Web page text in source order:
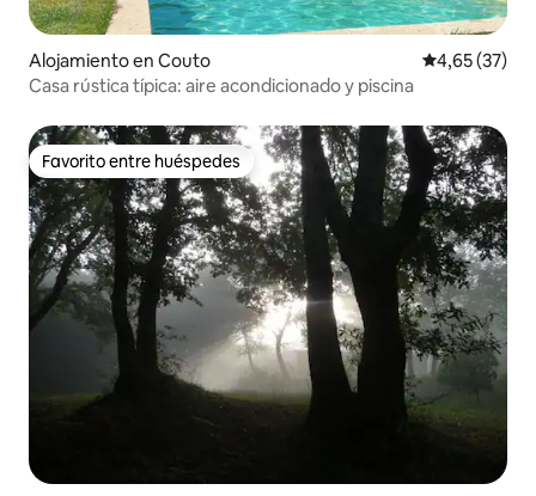
Alojamiento en Couto Calificación
4,65 (37)
Casa rústica típica: aire acondicionado y piscina
Favorito entre huéspedes
Favorito entre huéspedes